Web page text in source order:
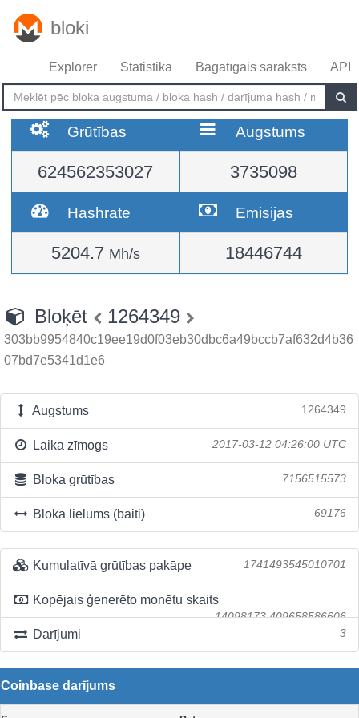
bloki
Explorer Statistika Bagātīgais saraksts API
Grūtības
624562353027
Augstums
3735098
Hashrate
5204.7 Mh/s
Emisijas
18446744
Bloķēt 1264349
303bb9954840c19ee19d0f03eb30dbc6a49bccb7af632d4b36
07bd7e5341d1e6
Augstums 1264349
Laika zīmogs 2017-03-12 04:26:00 UTC
Bloka grūtības 7156515573
Bloka lielums (baiti) 69176
Kumulatīvā grūtības pakāpe 1741493545010701
Kopējais ģenerēto monētu skaits
14098173.409658586606
Darījumi 3
Coinbase darījums